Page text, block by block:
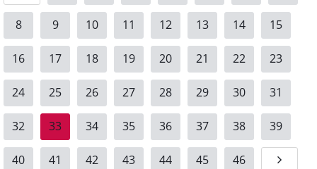
8 9 10 11 12 13 14 15
16 17 18 19 20 21 22 23
24 25 26 27 28 29 30 31
32 33 34 35 36 37 38 39
40 41 42 43 44 45
46